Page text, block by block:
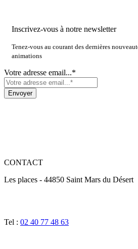
Inscrivez-vous à notre newsletter
Tenez-vous au courant des dernières
animations
Votre adresse email...*
CONTACT
Les places - 44850 Saint Mars du Désert
Tel : 02 40 77 48 63